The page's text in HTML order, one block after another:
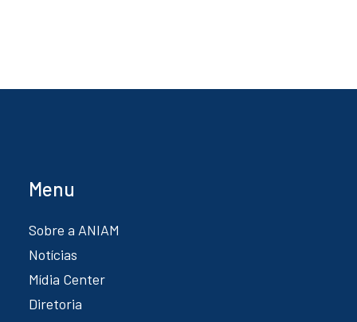
Menu
Sobre a ANIAM
Notícias
Mídia Center
Diretoria